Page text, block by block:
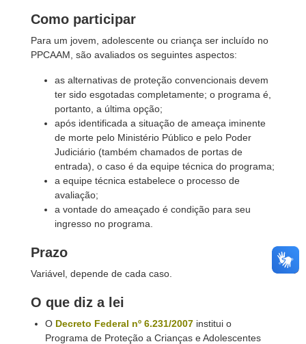
Como participar
Para um jovem, adolescente ou criança ser incluído no
PPCAAM, são avaliados os seguintes aspectos:
as alternativas de proteção convencionais devem
ter sido esgotadas completamente; o programa é,
portanto, a última opção;
após identificada a situação de ameaça iminente
de morte pelo Ministério Público e pelo Poder
Judiciário (também chamados de portas de
entrada), o caso é da equipe técnica do programa;
a equipe técnica estabelece o processo de
avaliação;
a vontade do ameaçado é condição para seu
ingresso no programa.
Prazo
Variável, depende de cada caso.
O que diz a lei
O Decreto Federal nº 6.231/2007 institui o
Programa de Proteção a Crianças e Adolescentes